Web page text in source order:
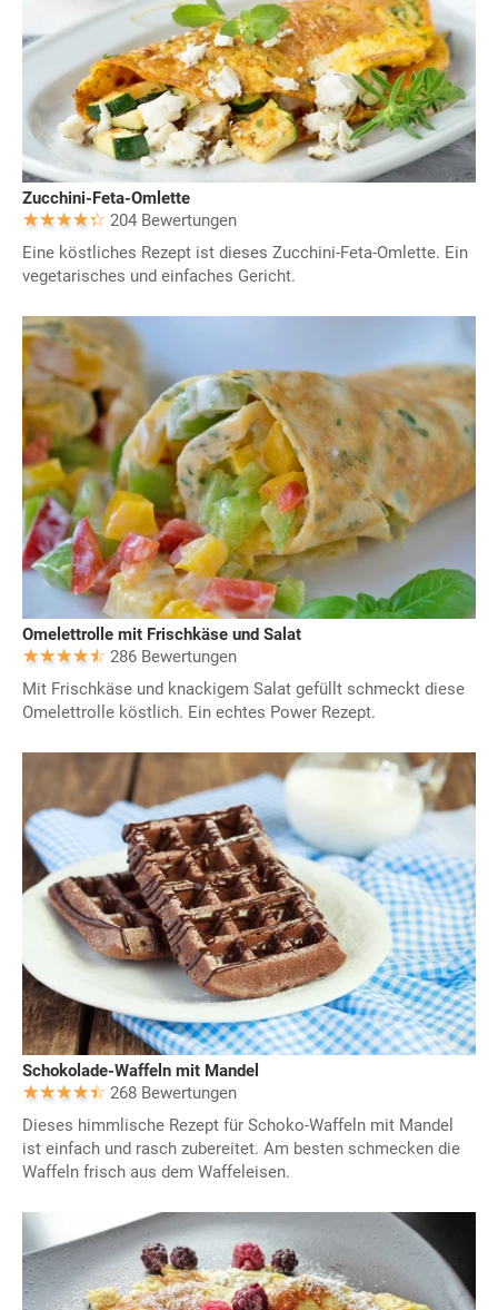
Zucchini-Feta-Omlette
204 Bewertungen
Eine köstliches Rezept ist dieses Zucchini-Feta-Omlette. Ein
vegetarisches und einfaches Gericht.
Omelettrolle mit Frischkäse und Salat
286 Bewertungen
Mit Frischkäse und knackigem Salat gefüllt schmeckt diese
Omelettrolle köstlich. Ein echtes Power Rezept.
Schokolade-Waffeln mit Mandel
268 Bewertungen
Dieses himmlische Rezept für Schoko-Waffeln mit Mandel
ist einfach und rasch zubereitet. Am besten schmecken die
Waffeln frisch aus dem Waffeleisen.